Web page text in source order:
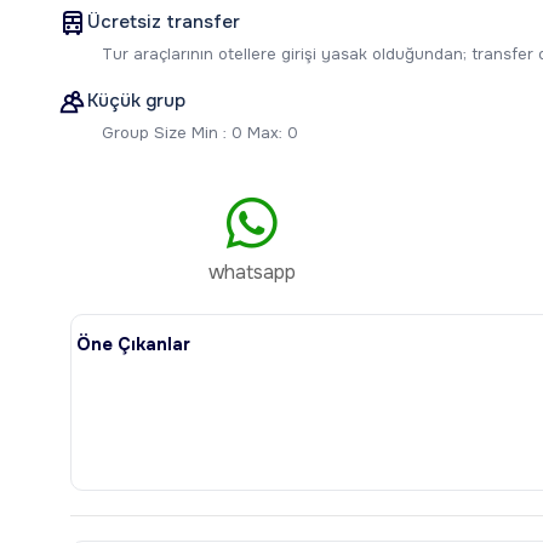
Ücretsiz transfer
Tur araçlarının otellere girişi yasak olduğundan;
Küçük grup
Group Size Min : 0 Max: 0
whatsapp
Öne Çıkanlar